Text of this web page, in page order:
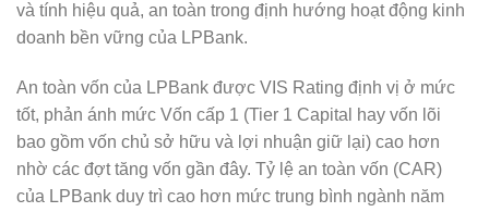
và tính hiệu quả, an toàn trong định hướng hoạt động kinh
doanh bền vững của LPBank.
An toàn vốn của LPBank được VIS Rating định vị ở mức
tốt, phản ánh mức Vốn cấp 1 (Tier 1 Capital hay vốn lõi
bao gồm vốn chủ sở hữu và lợi nhuận giữ lại) cao hơn
nhờ các đợt tăng vốn gần đây. Tỷ lệ an toàn vốn (CAR)
của LPBank duy trì cao hơn mức trung bình ngành năm